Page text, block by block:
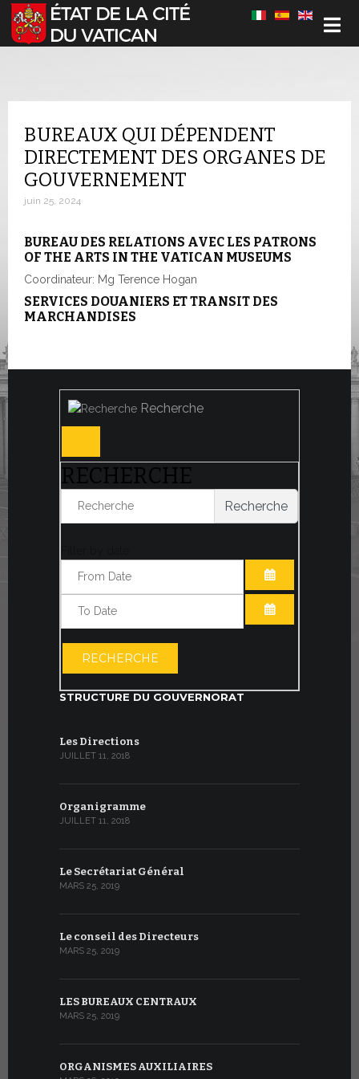
Sélectionnez votre langue
BUREAUX QUI DÉPENDENT
DIRECTEMENT DES ORGANES DE
GOUVERNEMENT
juin 25, 2024
BUREAU DES RELATIONS AVEC LES PATRONS
OF THE ARTS IN THE VATICAN MUSEUMS
Coordinateur: Mg Terence Hogan
SERVICES DOUANIERS ET TRANSIT DES
MARCHANDISES
Recherche
RECHERCHE
Recherche
OUVRIR LE
RECHERCHE
STRUCTURE DU GOUVERNORAT
Les Directions
JUILLET 11, 2018
Organigramme
JUILLET 11, 2018
Le Secrétariat Général
MARS 25, 2019
Le conseil des Directeurs
MARS 25, 2019
LES BUREAUX CENTRAUX
MARS 25, 2019
ORGANISMES AUXILIAIRES